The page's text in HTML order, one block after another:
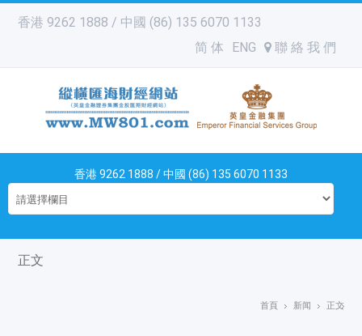
香港 9262 1888 / 中國 (86) 135 6070 1133
简 体
ENG 聯 絡 我 們
香港 9262 1888 / 中國 (86) 135 6070 1133
正文
首頁 新闻 正文